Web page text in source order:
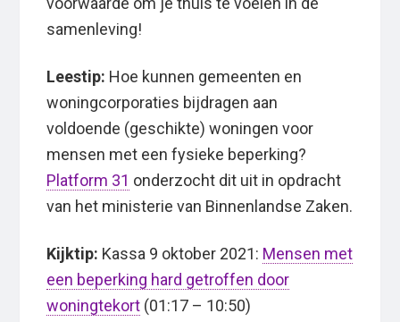
samenleving!
Leestip: Hoe kunnen gemeenten en
woningcorporaties bijdragen aan
voldoende (geschikte) woningen voor
mensen met een fysieke beperking?
Platform 31 onderzocht dit uit in opdracht
van het ministerie van Binnenlandse Zaken.
Kijktip: Kassa 9 oktober 2021: Mensen met
een beperking hard getroffen door
woningtekort (01:17 – 10:50)